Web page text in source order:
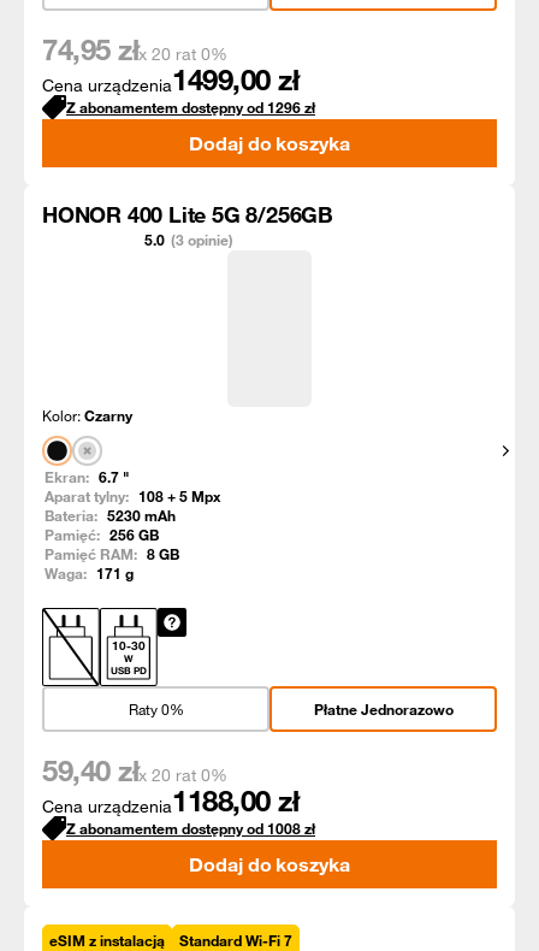
Cena urządzenia1499,00 zł
74,95 złx 20 rat 0%
Z abonamentem dostępny od1296zł
Dodaj do koszyka
HONOR 400 Lite 5G 8/256GB
5.0 (3 opinie)
Kolor:Czarny
Ekran: 6.7 "
Aparat tylny: 108 + 5Mpx
Bateria: 5230mAh
Pamięć: 256GB
Pamięć RAM: 8GB
Waga: 171 g
10-30
W
USB PD
Płatne Jednorazowo
Raty 0%
Cena urządzenia1188,00 zł
59,40 złx 20 rat 0%
Z abonamentem dostępny od1008zł
Dodaj do koszyka
eSIM z instalacją Standard Wi-Fi 7